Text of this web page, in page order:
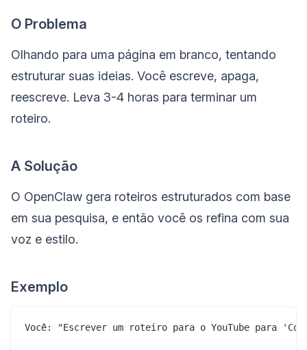
O Problema
Olhando para uma página em branco, tentando
estruturar suas ideias. Você escreve, apaga,
reescreve. Leva 3-4 horas para terminar um
roteiro.
A Solução
O OpenClaw gera roteiros estruturados com base
em sua pesquisa, e então você os refina com sua
voz e estilo.
Exemplo
Você: "Escrever um roteiro para o YouTube para